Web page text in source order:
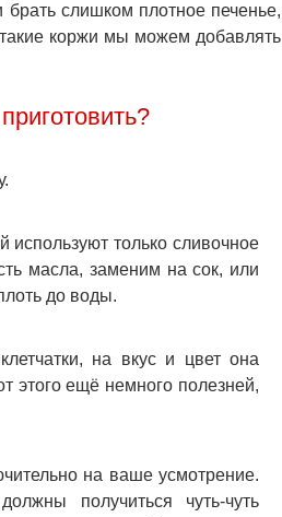
слишком плотное печенье,
коржи мы можем добавлять
только сливочное
масла, заменим на сок, или
до воды.
на вкус и цвет она
этого ещё немного полезней,
на ваше усмотрение.
получиться чуть-чуть